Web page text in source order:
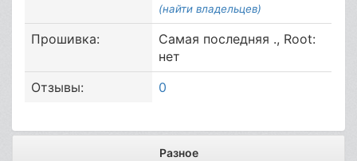
(найти владельцев)
Прошивка:
Самая последняя ., Root:
нет
Отзывы:
0
Разное